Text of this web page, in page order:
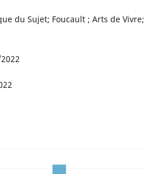
du Sujet; Foucault ; Arts de Vivre;